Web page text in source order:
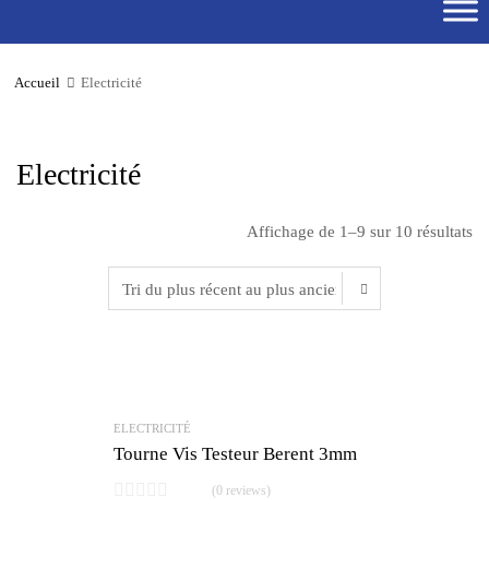
Accueil Electricité
Electricité
Affichage de 1–9 sur 10 résultats
ELECTRICITÉ
Tourne Vis Testeur Berent 3mm
(0 reviews)